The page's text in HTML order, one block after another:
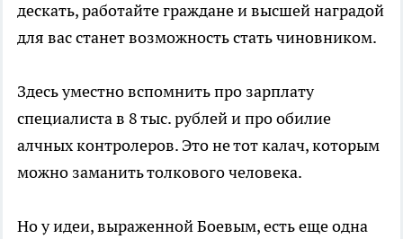
дескать, работайте граждане и высшей наградой
для вас станет возможность стать чиновником.
Здесь уместно вспомнить про зарплату
специалиста в 8 тыс. рублей и про обилие
алчных контролеров. Это не тот калач, которым
можно заманить толкового человека.
Но у идеи, выраженной Боевым, есть еще одна